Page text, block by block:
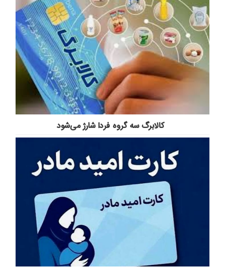
️کالابرگ سه گروه فردا شارژ می‌شود